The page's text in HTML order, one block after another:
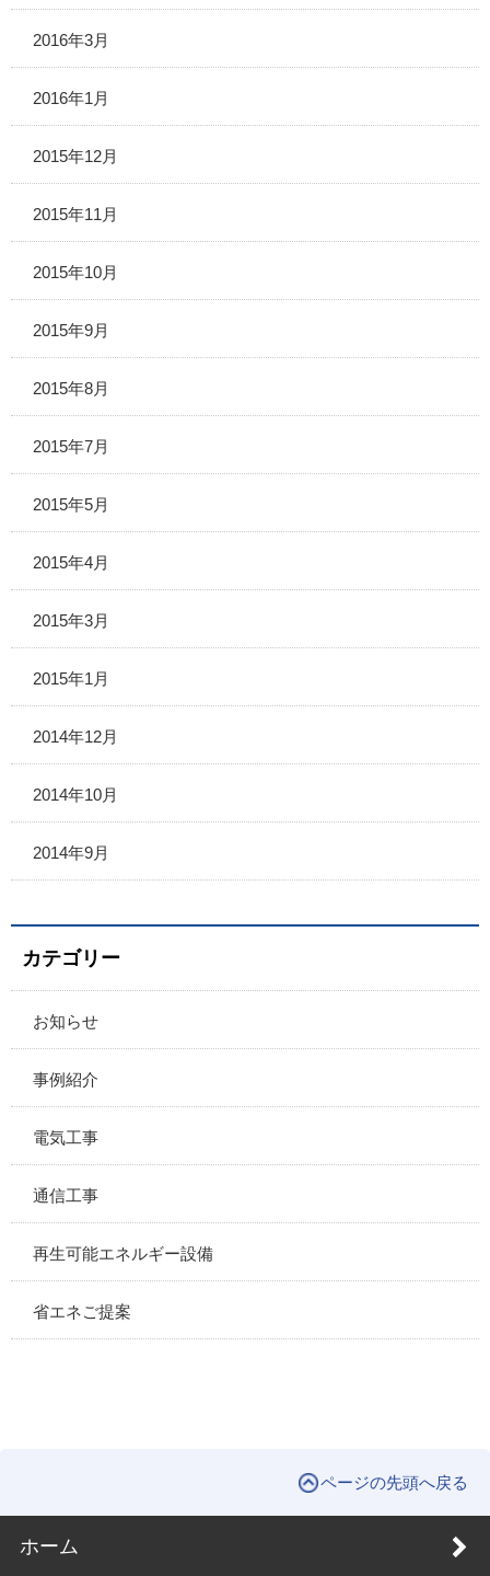
2016年3月
2016年1月
2015年12月
2015年11月
2015年10月
2015年9月
2015年8月
2015年7月
2015年5月
2015年4月
2015年3月
2015年1月
2014年12月
2014年10月
2014年9月
カテゴリー
お知らせ
事例紹介
電気工事
通信工事
再生可能エネルギー設備
省エネご提案
ページの先頭へ戻る
ホーム